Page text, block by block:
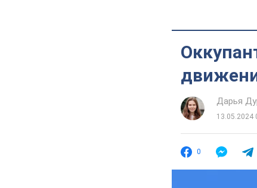
Дарья
13.05.2024
0